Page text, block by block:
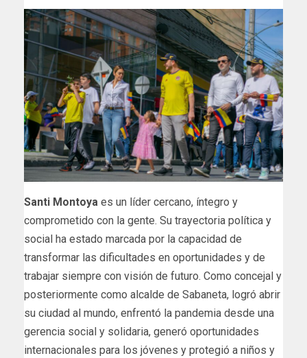
Santi Montoya es un líder cercano, íntegro y
comprometido con la gente. Su trayectoria política y
social ha estado marcada por la capacidad de
transformar las dificultades en oportunidades y de
trabajar siempre con visión de futuro. Como concejal y
posteriormente como alcalde de Sabaneta, logró abrir
su ciudad al mundo, enfrentó la pandemia desde una
gerencia social y solidaria, generó oportunidades
internacionales para los jóvenes y protegió a niños y